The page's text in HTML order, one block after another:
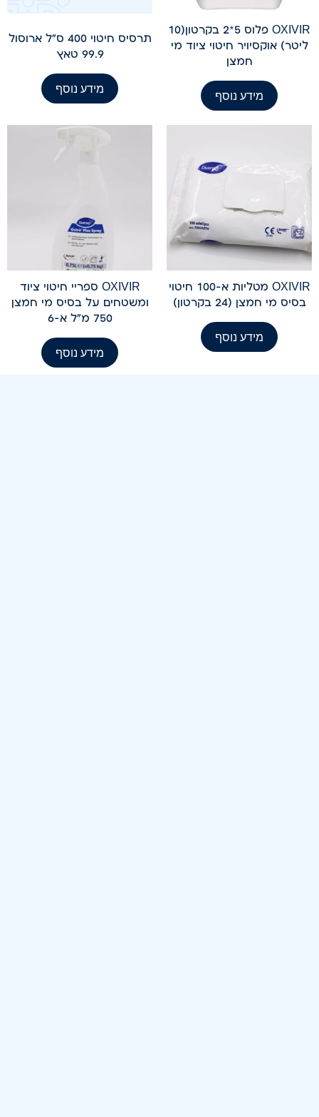
OXIVIR פלוס 5*2 בקרטון(10
ליטר) אוקסיויר חיטוי ציוד מי
חמצן
מידע נוסף
תרסיס חיטוי 400 ס"ל ארוסול
99.9 טאץ
מידע נוסף
OXIVIR מטליות א-100 חיטוי
בסיס מי חמצן (24 בקרטון)
מידע נוסף
OXIVIR ספריי חיטוי ציוד
ומשטחים על בסיס מי חמצן
750 מ"ל א-6
מידע נוסף